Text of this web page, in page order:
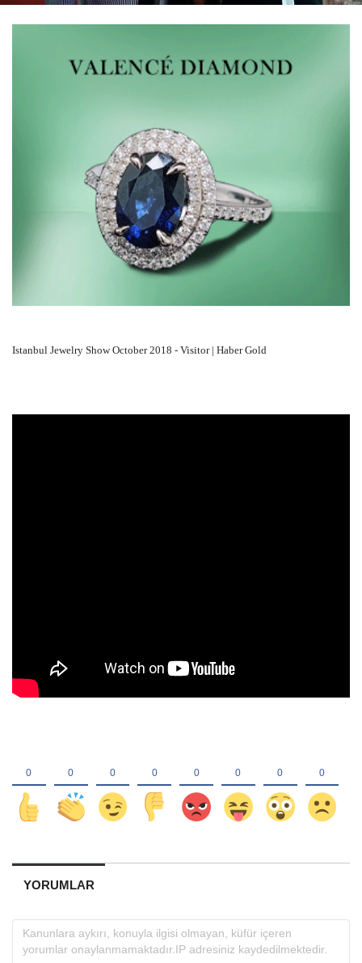
Istanbul Jewelry Show October 2018 - Visitor | Haber Gold
YORUMLAR